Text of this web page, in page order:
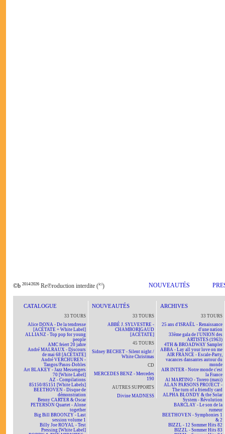
©b 2014/2026 Re℗roduction interdite (ici) NOUVEAUTÉS
CATALOGUE
33 TOURS
Alice DONA - De la tendresse
[ACÉTATE + White Label]
ALLIANZ - Top pop for young
people
AMC feiert 20 jahre
André MALRAUX - Discours
de mai 68 [ACÉTATE]
André VERCHUREN -
Tangos/Pasos-Dobles
Art BLAKEY - Jazz Messengers
70 [White Label]
AZ - Compilations
85150/85151 [White Labels]
BEETHOVEN - Disque de
démonstration
Benny CARTER & Oscar
PETERSON Quartet - Alone
together
Big Bill BROONZY - Last
session volume 1
Billy Joe ROYAL - Test
Pressing [White Label]
NOUVEAUTÉS
33 TOURS
ABBÉ J. SYLVESTRE -
CHAMBORIGAUD
[ACÉTATE]
45 TOURS
Sidney BECHET - Silent night /
White Christmas
CD
MERCEDES BENZ - Mercedes
190
AUTRES SUPPORTS
Divine MADNESS
ARCHIVES
33 TOURS
25 ans d'ISRAËL - Renaissance
d'une nation
33ème gala de l'UNION des
ARTISTES (1963)
4TH & BROADWAY Sampler
ABBA - Lay all your love on me
AIR FRANCE - Escale-Party,
vacances dansantes autour du
monde
AIR INTER - Notre monde c'est
la France
Al MARTINO - Torero (maxi)
ALAN PARSONS PROJECT -
The turn of a friendly card
ALPHA BLONDY & the Solar
System - Révolution
BARCLAY - Le son de la
rumeur
BEETHOVEN - Symphonies 1
& 2
BIZZL - 12 Sommer Hits 82
BIZZL - Sommer Hits 83